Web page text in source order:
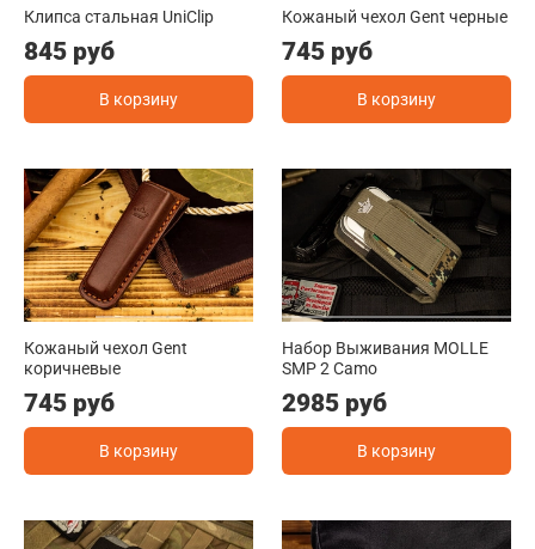
Клипса стальная UniClip
845 руб
В корзину
Кожаный чехол Gent черные
745 руб
В корзину
Кожаный чехол Gent
коричневые
745 руб
В корзину
Набор Выживания MOLLE
SMP 2 Camo
2985 руб
В корзину